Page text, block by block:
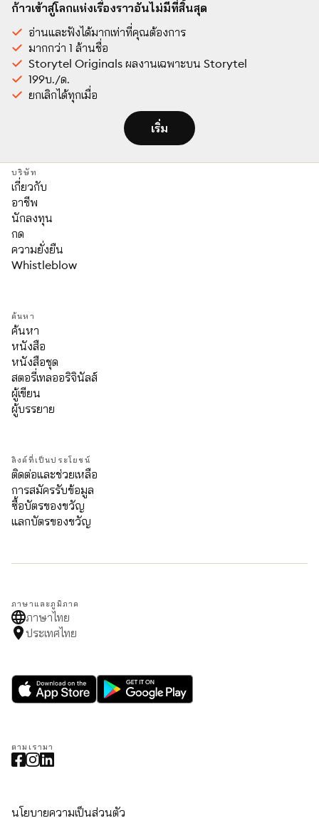
ก้าวเข้าสู่โลกแห่งเรื่องราวอันไม่มีที่สิ้นสุด
อ่านและฟังได้มากเท่าที่คุณต้องการ
มากกว่า 1 ล้านชื่อ
Storytel Originals ผลงานเฉพาะบน Storytel
199บ./ด.
ยกเลิกได้ทุกเมื่อ
เริ่ม
บริษัท
เกี่ยวกับ
อาชีพ
นักลงทุน
กด
ความยั่งยืน
Whistleblow
ค้นหา
ค้นหา
หนังสือ
หนังสือชุด
สตอรี่เทลออริจินัลส์
ผู้เขียน
ผู้บรรยาย
ลิงค์ที่เป็นประโยชน์
ติดต่อและช่วยเหลือ
การสมัครรับข้อมูล
ซื้อบัตรของขวัญ
แลกบัตรของขวัญ
ภาษาและภูมิภาค
ภาษาไทย
ประเทศไทย
ตามเรามา
นโยบายความเป็นส่วนตัว